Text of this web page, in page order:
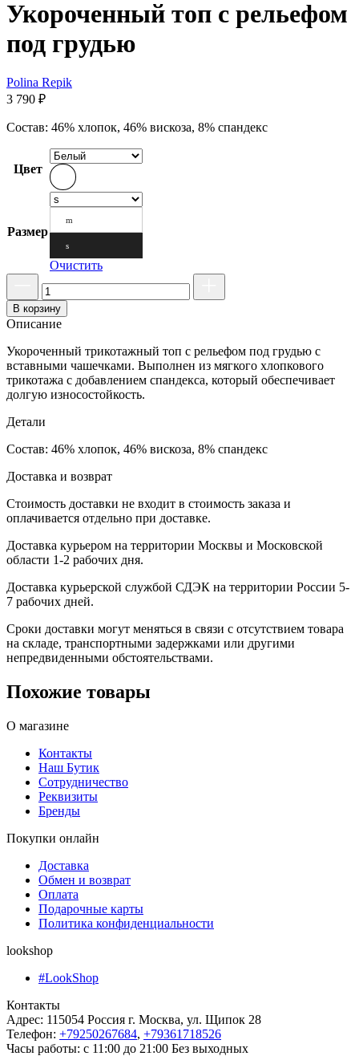
Укороченный топ с рельефом
под грудью
Polina Repik
3 790 ₽
Состав: 46% хлопок, 46% вискоза, 8% спандекс
Цвет
Размер
m
s
Очистить
В корзину
Описание
Укороченный трикотажный топ с рельефом под грудью с
вставными чашечками. Выполнен из мягкого хлопкового
трикотажа с добавлением спандекса, который обеспечивает
долгую износостойкость.
Детали
Состав: 46% хлопок, 46% вискоза, 8% спандекс
Доставка и возврат
Стоимость доставки не входит в стоимость заказа и
оплачивается отдельно при доставке.
Доставка курьером на территории Москвы и Московской
области 1-2 рабочих дня.
Доставка курьерской службой СДЭК на территории России 5-
7 рабочих дней.
Сроки доставки могут меняться в связи с отсутствием товара
на складе, транспортными задержками или другими
непредвиденными обстоятельствами.
Похожие товары
О магазине
Контакты
Наш Бутик
Сотрудничество
Реквизиты
Бренды
Покупки онлайн
Доставка
Обмен и возврат
Оплата
Подарочные карты
Политика конфиденциальности
lookshop
#LookShop
Контакты
Адрес: 115054 Россия г. Москва, ул. Щипок 28
Телефон: +79250267684, +79361718526
Часы работы: с 11:00 до 21:00 Без выходных